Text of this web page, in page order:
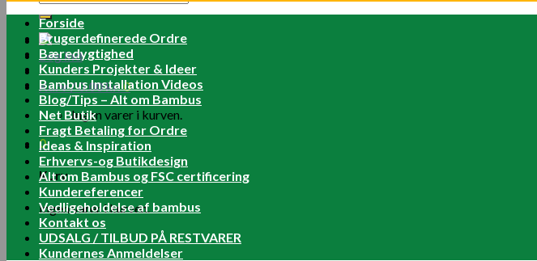
efter:
Log ind
Kurv /0.00kr.0
Ingen varer i kurven.
0
Kurv
Ingen varer i kurven.
Forside
Brugerdefinerede Ordre
Bæredygtighed
Kunders Projekter & Ideer
Bambus Installation Videos
Blog/Tips – Alt om Bambus
Net Butik
Fragt Betaling for Ordre
Ideas & Inspiration
Erhvervs-og Butikdesign
Alt om Bambus og FSC certificering
Kundereferencer
Vedligeholdelse af bambus
Kontakt os
UDSALG / TILBUD PÅ RESTVARER
Kundernes Anmeldelser